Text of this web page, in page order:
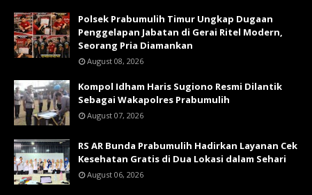
Polsek Prabumulih Timur Ungkap Dugaan
Penggelapan Jabatan di Gerai Ritel Modern,
Seorang Pria Diamankan
August 08, 2026
Kompol Idham Haris Sugiono Resmi Dilantik
Sebagai Wakapolres Prabumulih
August 07, 2026
RS AR Bunda Prabumulih Hadirkan Layanan Cek
Kesehatan Gratis di Dua Lokasi dalam Sehari
August 06, 2026